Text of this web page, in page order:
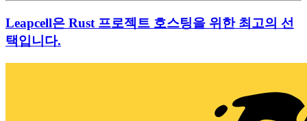
Leapcell은 Rust 프로젝트 호스팅을 위한 최고의 선
택입니다.